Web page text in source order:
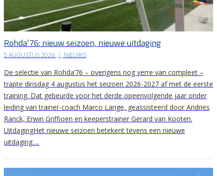
Rohda’76: nieuw seizoen, nieuwe uitdaging
5 AUGUSTUS 2026 | NIEUWS
De selectie van Rohda’76 – overigens nog verre van compleet –
trapte dinsdag 4 augustus het seizoen 2026-2027 af met de eerste
training. Dat gebeurde voor het derde opeenvolgende jaar onder
leiding van trainer-coach Marco Lange, geassisteerd door Andries
Ranck, Erwin Griffioen en keeperstrainer Gerard van Kooten.
UitdagingHet nieuwe seizoen betekent tevens een nieuwe
uitdaging….